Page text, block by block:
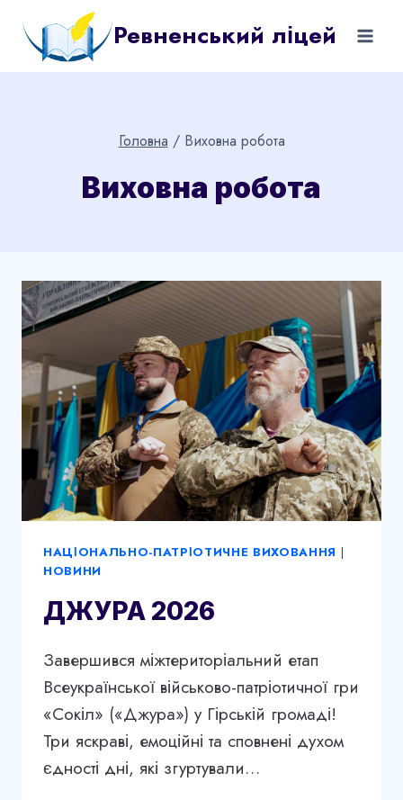
вмісту
Ревненський ліцей
Головна / Виховна робота
Виховна робота
НАЦІОНАЛЬНО-ПАТРІОТИЧНЕ ВИХОВАННЯ |
НОВИНИ
ДЖУРА 2026
Завершився міжтериторіальний етап
Всеукраїнської військово-патріотичної гри
«Сокіл» («Джура») у Гірській громаді!
Три яскраві, емоційні та сповнені духом
єдності дні, які згуртували…